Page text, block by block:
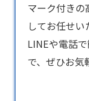
マーク付きの
してお任せ
LINEや電話
で、ぜひお気